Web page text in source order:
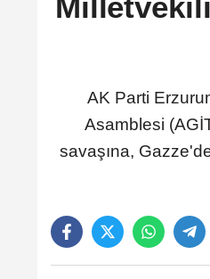
AK Parti
Asamblesi
savaşına,